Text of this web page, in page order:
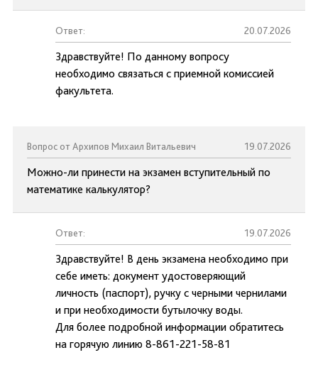
Ответ: 20.07.2026
Здравствуйте! По данному вопросу
необходимо связаться с приемной комиссией
факультета.
Вопрос от Архипов Михаил Витальевич 19.07.2026
Можно-ли принести на экзамен вступительный по
математике калькулятор?
Ответ: 19.07.2026
Здравствуйте! В день экзамена необходимо при
себе иметь: документ удостоверяющий
личность (паспорт), ручку с черными чернилами
и при необходимости бутылочку воды.
Для более подробной информации обратитесь
на горячую линию 8-861-221-58-81